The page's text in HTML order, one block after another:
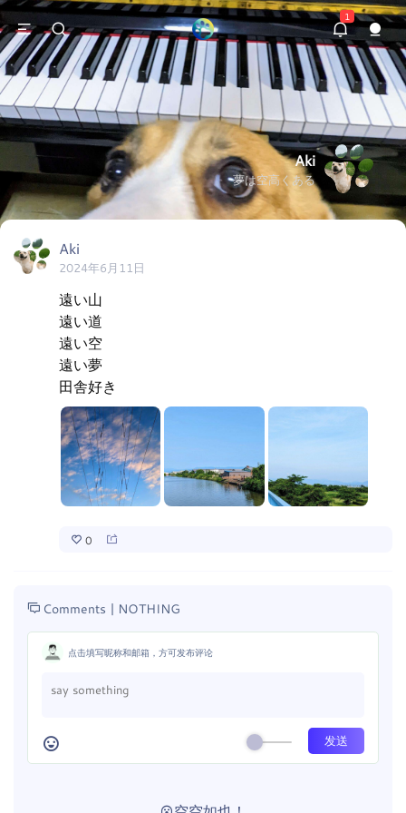
1
Aki
夢は空高くある
Aki
2024年6月11日
遠い山
遠い道
遠い空
遠い夢
田舎好き
0
Comments | NOTHING
点击填写昵称和邮箱，方可发布评论